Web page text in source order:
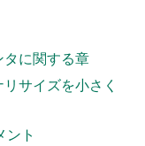
に関する章
サイズを小さく
ト